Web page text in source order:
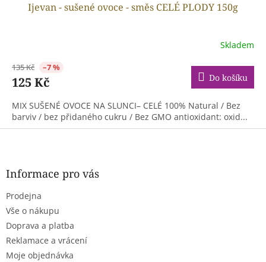
Ijevan - sušené ovoce - směs CELÉ PLODY 150g
Skladem
135 Kč –7 %
125 Kč Do košíku
MIX SUŠENÉ OVOCE NA SLUNCI– CELÉ 100% Natural / Bez
barviv / bez přidaného cukru / Bez GMO antioxidant: oxid...
Z
Informace pro vás
Prodejna
Vše o nákupu
Doprava a platba
Reklamace a vrácení
Moje objednávka